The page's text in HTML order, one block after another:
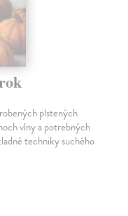
plstených
vlny a potrebných
techniky suchého